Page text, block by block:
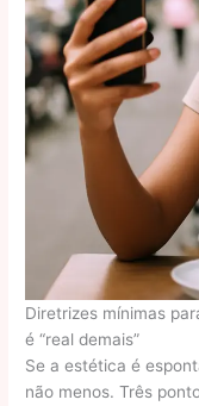
Diretrizes mínimas
é “real demais”
Se a estética é
não menos. Três